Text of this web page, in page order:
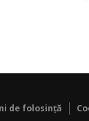
de folosință